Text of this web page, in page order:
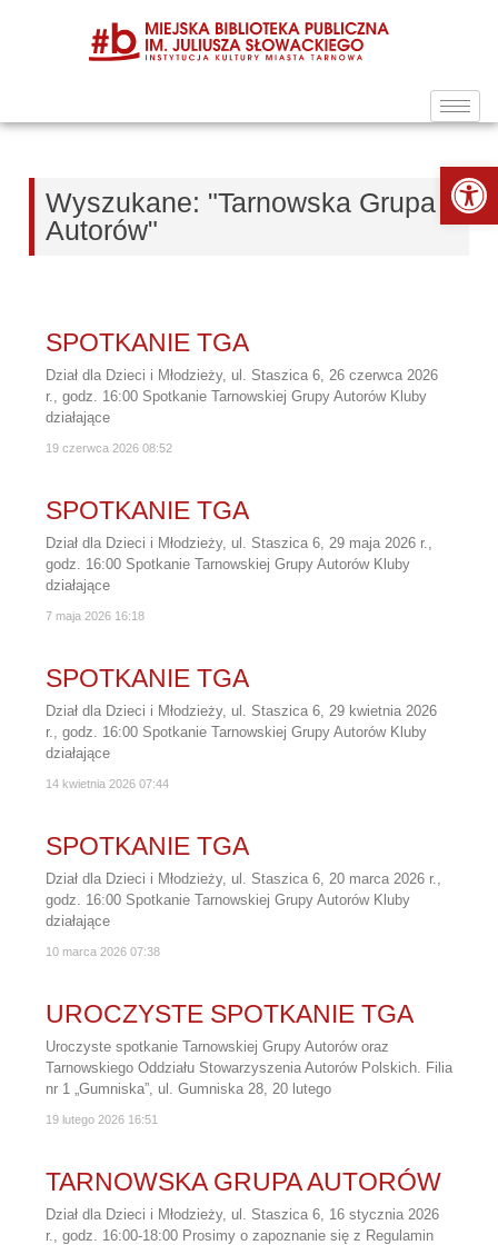
Wyszukane: "Tarnowska Grupa
Autorów"
SPOTKANIE TGA
Dział dla Dzieci i Młodzieży, ul. Staszica 6, 26 czerwca 2026
r., godz. 16:00 Spotkanie Tarnowskiej Grupy Autorów Kluby
działające
19 czerwca 2026 08:52
SPOTKANIE TGA
Dział dla Dzieci i Młodzieży, ul. Staszica 6, 29 maja 2026 r.,
godz. 16:00 Spotkanie Tarnowskiej Grupy Autorów Kluby
działające
7 maja 2026 16:18
SPOTKANIE TGA
Dział dla Dzieci i Młodzieży, ul. Staszica 6, 29 kwietnia 2026
r., godz. 16:00 Spotkanie Tarnowskiej Grupy Autorów Kluby
działające
14 kwietnia 2026 07:44
SPOTKANIE TGA
Dział dla Dzieci i Młodzieży, ul. Staszica 6, 20 marca 2026 r.,
godz. 16:00 Spotkanie Tarnowskiej Grupy Autorów Kluby
działające
10 marca 2026 07:38
UROCZYSTE SPOTKANIE TGA
Uroczyste spotkanie Tarnowskiej Grupy Autorów oraz
Tarnowskiego Oddziału Stowarzyszenia Autorów Polskich. Filia
nr 1 „Gumniska”, ul. Gumniska 28, 20 lutego
19 lutego 2026 16:51
TARNOWSKA GRUPA AUTORÓW
Dział dla Dzieci i Młodzieży, ul. Staszica 6, 16 stycznia 2026
r., godz. 16:00-18:00 Prosimy o zapoznanie się z Regulamin